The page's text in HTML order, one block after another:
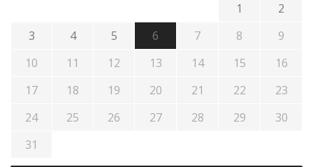
1
2
3
4 5 6 7 8
9
10
11 12 13 14 15
16
17
18 19 20 21 22
23
24
25 26 27 28 29
30
31